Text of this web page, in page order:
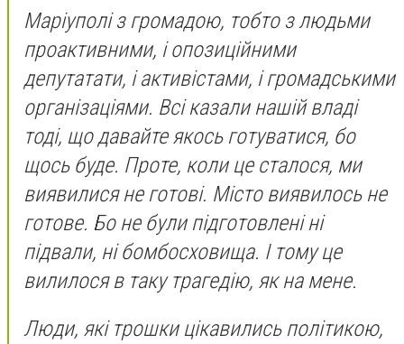
Маріуполі з громадою, тобто з людьми
проактивними, і опозиційними
депутатати, і активістами, і громадськими
організаціями. Всі казали нашій владі
тоді, що давайте якось готуватися, бо
щось буде. Проте, коли це сталося, ми
виявилися не готові. Місто виявилось не
готове. Бо не були підготовлені ні
підвали, ні бомбосховища. І тому це
вилилося в таку трагедію, як на мене.
Люди, які трошки цікавились політикою,